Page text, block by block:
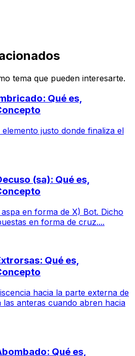
tema que pueden interesarte.
Qué es,
justo donde finaliza el
(sa): Qué es,
en forma de X) Bot. Dicho
en forma de cruz....
Qué es,
hacia la parte externa de
las anteras cuando abren hacia
Qué es,